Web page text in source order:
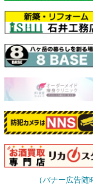
（バナー広告随